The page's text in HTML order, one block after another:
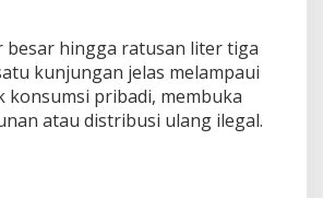
besar hingga ratusan liter tiga
kunjungan jelas melampaui
konsumsi pribadi, membuka
atau distribusi ulang ilegal.